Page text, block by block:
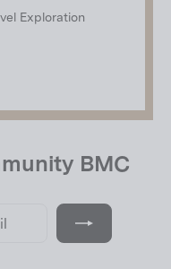
Exploration
BMC